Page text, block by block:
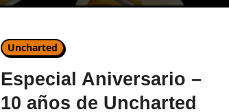
Uncharted
Especial Aniversario –
10 años de Uncharted